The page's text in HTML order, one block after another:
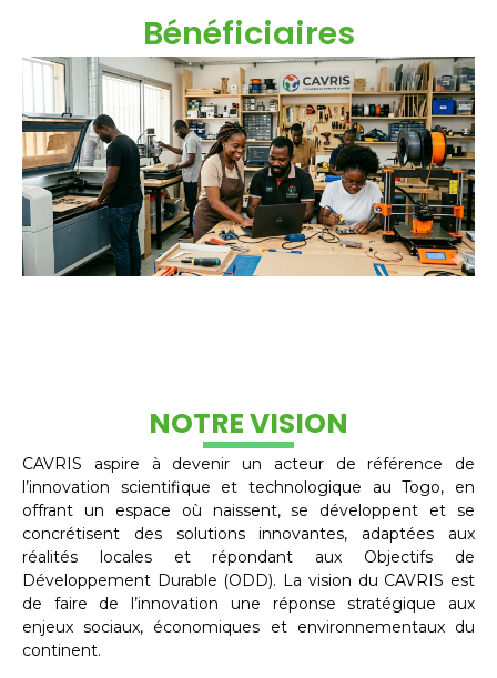
Bénéficiaires
Étudiants Néo-diplômés Doctorants
Chercheurs
Innovateurs
Entreprises acteurs sociaux.
NOTRE VISION
CAVRIS aspire à devenir un acteur de référence de
l’innovation scientifique et technologique au Togo, en
offrant un espace où naissent, se développent et se
concrétisent des solutions innovantes, adaptées aux
réalités locales et répondant aux Objectifs de
Développement Durable (ODD). La vision du CAVRIS est
de faire de l’innovation une réponse stratégique aux
enjeux sociaux, économiques et environnementaux du
continent.